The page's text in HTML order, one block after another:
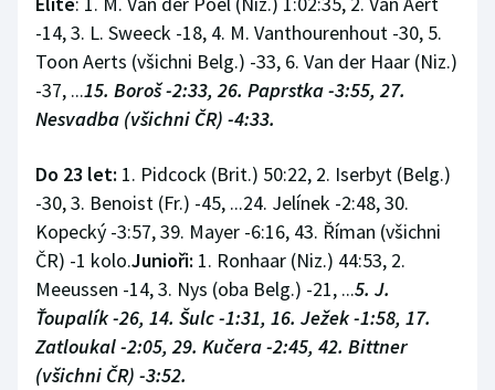
-14, 3. L. Sweeck -18, 4. M. Vanthourenhout -30, 5.
Toon Aerts (všichni Belg.) -33, 6. Van der Haar (Niz.)
-37, ...15. Boroš -2:33, 26. Paprstka -3:55, 27.
Nesvadba (všichni ČR) -4:33.
Do 23 let: 1. Pidcock (Brit.) 50:22, 2. Iserbyt (Belg.)
-30, 3. Benoist (Fr.) -45, ...24. Jelínek -2:48, 30.
Kopecký -3:57, 39. Mayer -6:16, 43. Říman (všichni
ČR) -1 kolo.Junioři: 1. Ronhaar (Niz.) 44:53, 2.
Meeussen -14, 3. Nys (oba Belg.) -21, ...5. J.
Ťoupalík -26, 14. Šulc -1:31, 16. Ježek -1:58, 17.
Zatloukal -2:05, 29. Kučera -2:45, 42. Bittner
(všichni ČR) -3:52.